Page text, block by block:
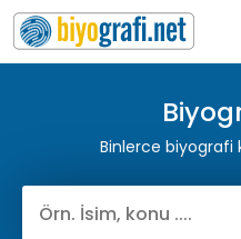
Binlerce biyografi